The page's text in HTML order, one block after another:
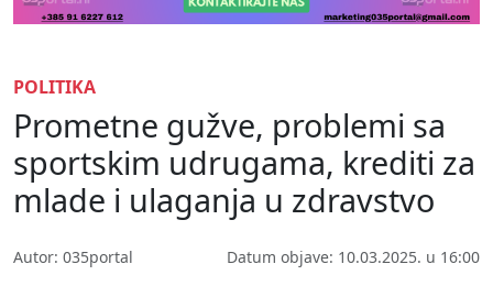
POLITIKA
Prometne gužve, problemi sa
sportskim udrugama, krediti za
mlade i ulaganja u zdravstvo
Autor: 035portal Datum objave: 10.03.2025. u 16:00